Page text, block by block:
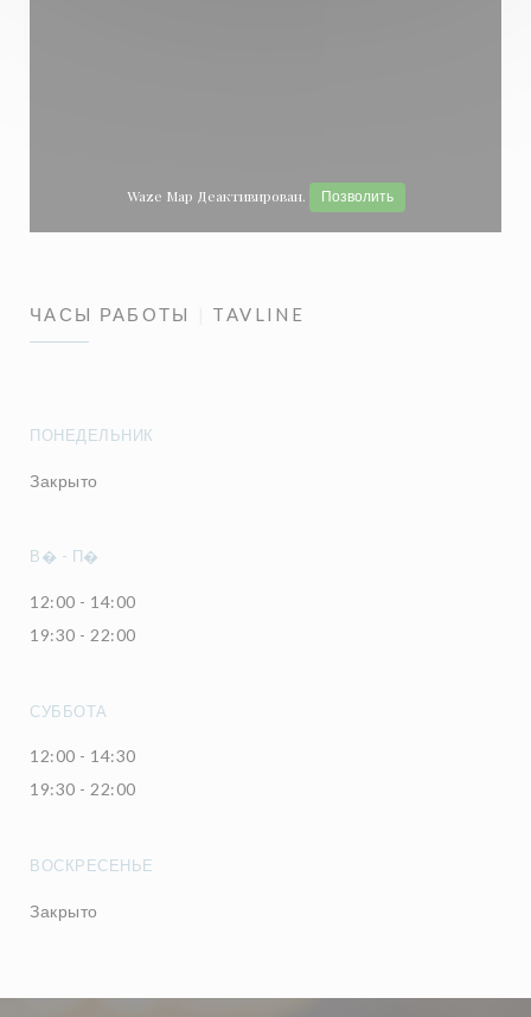
Waze Map Деактивирован. Позволить
ЧАСЫ РАБОТЫ TAVLINE
ПОНЕДЕЛЬНИК
Закрыто
В� - П�
12:00 - 14:00
19:30 - 22:00
СУББОТА
12:00 - 14:30
19:30 - 22:00
ВОСКРЕСЕНЬЕ
Закрыто